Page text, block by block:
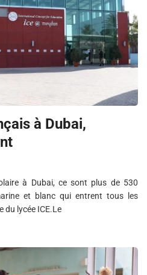
à Dubai,
à Dubai, ce sont plus de 530
et blanc qui entrent tous les
du lycée ICE.Le